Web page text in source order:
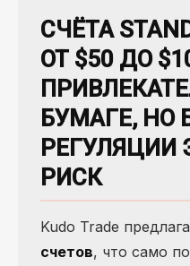
СЧЁТА
ОТ $50 ДО
БУМАГЕ, НО
РЕГУЛЯЦИИ
РИСК
Kudo Trade
счетов, что само